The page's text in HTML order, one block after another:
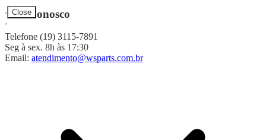
Close
Fale Conosco
Telefone (19) 3115-7891
Seg à sex. 8h às 17:30
Email: atendimento@wsparts.com.br